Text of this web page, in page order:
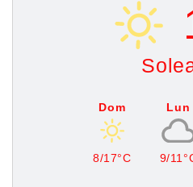
Dom
8/17°C
Lun
9/